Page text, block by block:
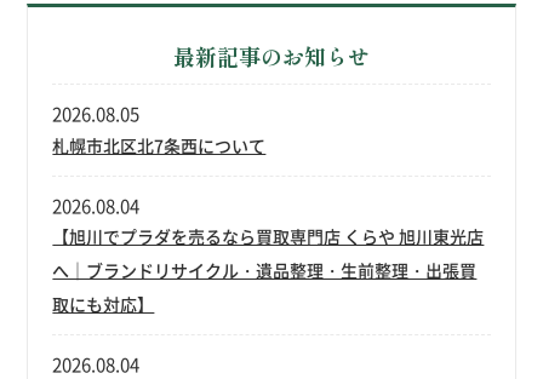
最新記事のお知らせ
札幌市北区北7条西について
2026.08.05
【旭川でプラダを売るなら買取専門店 くらや 旭川東光店
へ｜ブランドリサイクル・遺品整理・生前整理・出張買
取にも対応】
2026.08.04
2026.08.04